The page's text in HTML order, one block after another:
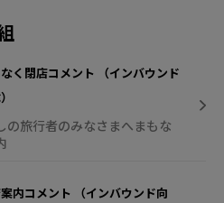
く閉店コメント （インバウンド
の旅行者のみなさまへまもな
内コメント （インバウンド向